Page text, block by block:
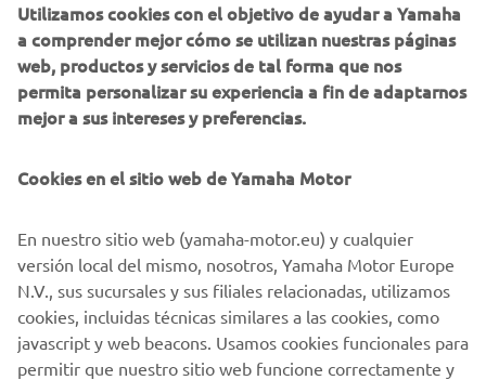
Created with Yamaha’s high-performance MAX DNA – and
equipped with a range of special features – the special
edition XMAX IRON MAX brings a touch of exclusivity to
the sport scooter class. The high level of equipment as
status as the sharpest Sport Scooters. And aimed at
customers who want practicality with dynamism, the new
will appeal to everyone who appreciates design, fashion
and individuality.
Utilizamos cookies con el objetivo de ayudar a Yamaha
a comprender mejor cómo se utilizan nuestras páginas
web, productos y servicios de tal forma que nos
permita personalizar su experiencia a fin de adaptarnos
mejor a sus intereses y preferencias.
Cookies en el sitio web de Yamaha Motor
En nuestro sitio web (yamaha-motor.eu) y cualquier
versión local del mismo, nosotros, Yamaha Motor Europe
N.V., sus sucursales y sus filiales relacionadas, utilizamos
cookies, incluidas técnicas similares a las cookies, como
javascript y web beacons. Usamos cookies funcionales para
permitir que nuestro sitio web funcione correctamente y